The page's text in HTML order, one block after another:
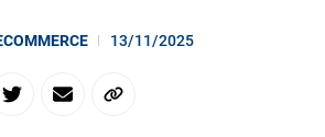
13/11/2025